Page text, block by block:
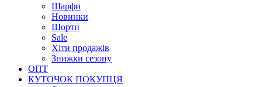
Шарфи
Новинки
Шорти
Sale
Хіти продажів
Знижки сезону
ОПТ
КУТОЧОК ПОКУПЦЯ